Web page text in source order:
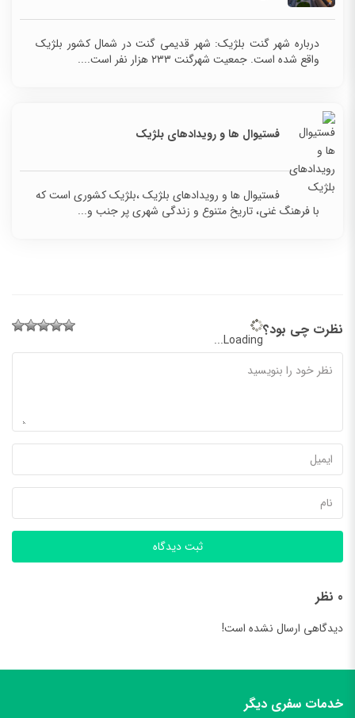
درباره شهر گنت بلژیک: شهر قدیمی گنت در شمال کشور بلژیک
واقع شده است. جمعیت شهر‌گنت ۲۳۳ هزار نفر است....
فستیوال ها و رویدادهای بلژیک
فستیوال ها و رویدادهای بلژیک ،بلژیک کشوری است که
با فرهنگ غنی، تاریخ متنوع و زندگی شهری پر جنب و...
نظرت چی بود؟
Loading...
ثبت دیدگاه
0 نظر
دیدگاهی ارسال نشده است!
خدمات سفری دیگر